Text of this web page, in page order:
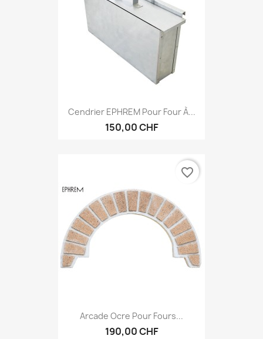
Cendrier EPHREM Pour Four À...
150,00 CHF
Arcade Ocre Pour Fours...
190,00 CHF
favorite_border